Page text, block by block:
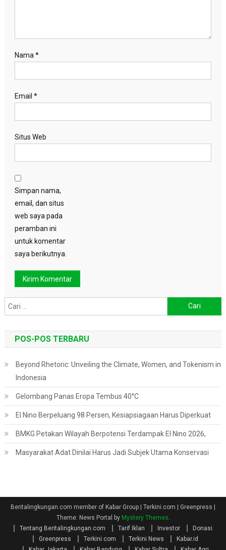
Nama *
Email *
Situs Web
Simpan nama,
email, dan situs
web saya pada
peramban ini
untuk komentar
saya berikutnya.
untuk:
POS-POS TERBARU
Beyond Rhetoric: Unveiling the Climate, Women, and Tokenism in
Indonesia
Gelombang Panas Eropa Tembus 40°C
El Nino Berpeluang 98 Persen, Kesiapsiagaan Harus Diperkuat
BMKG Petakan Wilayah Berpotensi Terdampak El Nino 2026,
Masyarakat Adat Dinilai Harus Jadi Subjek Utama Konservasi
Beritalingkungan.com member of Kabar Group | Terkini.com | Greenpress |
Theme: News Portal by Mystery Themes
Tentang Beritalingkungan.com
Tarif Iklan Investor
Donasi
Greenpress
Terkini.com Terkini News
Kabar.id